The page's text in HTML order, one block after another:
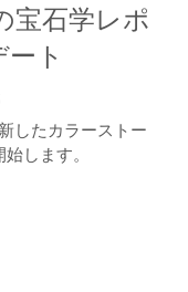
宝石学レポ
ト
したカラーストー
します。